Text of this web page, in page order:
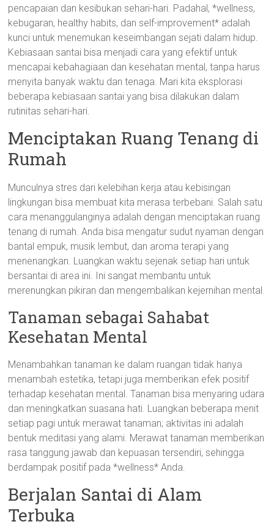
pencapaian dan kesibukan sehari-hari. Padahal, *wellness,
kebugaran, healthy habits, dan self-improvement* adalah
kunci untuk menemukan keseimbangan sejati dalam hidup.
Kebiasaan santai bisa menjadi cara yang efektif untuk
mencapai kebahagiaan dan kesehatan mental, tanpa harus
menyita banyak waktu dan tenaga. Mari kita eksplorasi
beberapa kebiasaan santai yang bisa dilakukan dalam
rutinitas sehari-hari.
Menciptakan Ruang Tenang di
Rumah
Munculnya stres dari kelebihan kerja atau kebisingan
lingkungan bisa membuat kita merasa terbebani. Salah satu
cara menanggulanginya adalah dengan menciptakan ruang
tenang di rumah. Anda bisa mengatur sudut nyaman dengan
bantal empuk, musik lembut, dan aroma terapi yang
menenangkan. Luangkan waktu sejenak setiap hari untuk
bersantai di area ini. Ini sangat membantu untuk
merenungkan pikiran dan mengembalikan kejernihan mental.
Tanaman sebagai Sahabat
Kesehatan Mental
Menambahkan tanaman ke dalam ruangan tidak hanya
menambah estetika, tetapi juga memberikan efek positif
terhadap kesehatan mental. Tanaman bisa menyaring udara
dan meningkatkan suasana hati. Luangkan beberapa menit
setiap pagi untuk merawat tanaman; aktivitas ini adalah
bentuk meditasi yang alami. Merawat tanaman memberikan
rasa tanggung jawab dan kepuasan tersendiri, sehingga
berdampak positif pada *wellness* Anda.
Berjalan Santai di Alam
Terbuka